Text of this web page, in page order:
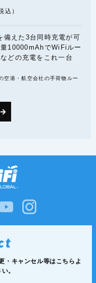
込）
えた3台同時充電が可
10000mAhでWiFiルー
どの充電をこれ一台
空港・航空会社の手荷物ルー
・キャンセル等はこちらよ
。